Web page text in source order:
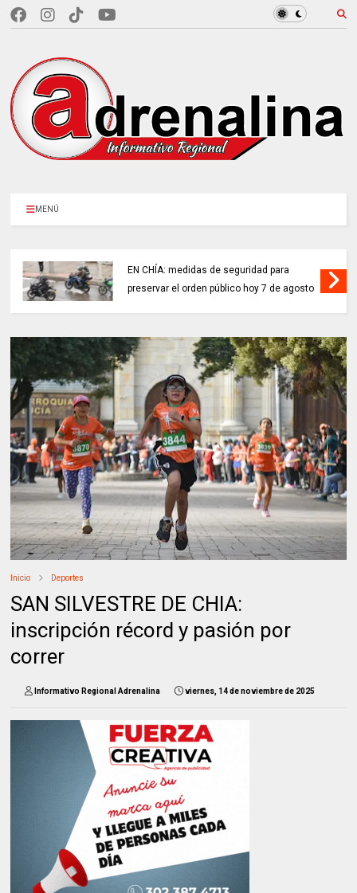
MENÚ
EN CHÍA: medidas de seguridad para
preservar el orden público hoy 7 de agosto
Inicio Deportes
SAN SILVESTRE DE CHIA:
inscripción récord y pasión por
correr
Informativo Regional Adrenalina viernes, 14 de noviembre de 2025